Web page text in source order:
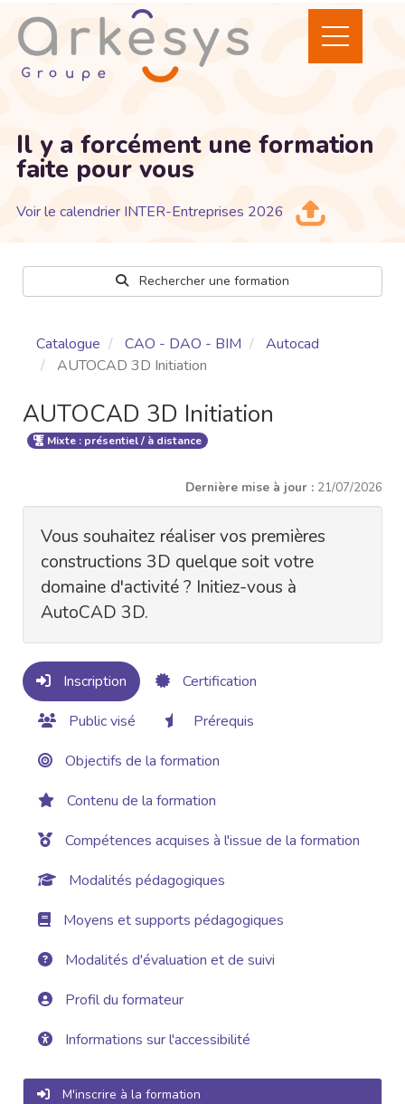
Il y a forcément une formation
faite pour vous
Voir le calendrier INTER-Entreprises 2026
Rechercher une formation
Catalogue CAO - DAO - BIM
Autocad
AUTOCAD 3D Initiation
AUTOCAD 3D Initiation
Mixte : présentiel / à distance
Dernière mise à jour : 21/07/2026
Vous souhaitez réaliser vos premières
constructions 3D quelque soit votre
domaine d'activité ? Initiez-vous à
AutoCAD 3D.
Inscription
Certification
Public visé
Prérequis
Objectifs de la formation
Contenu de la formation
Compétences acquises à l'issue de la formation
Modalités pédagogiques
Moyens et supports pédagogiques
Modalités d'évaluation et de suivi
Profil du formateur
Informations sur l'accessibilité
M'inscrire à la formation